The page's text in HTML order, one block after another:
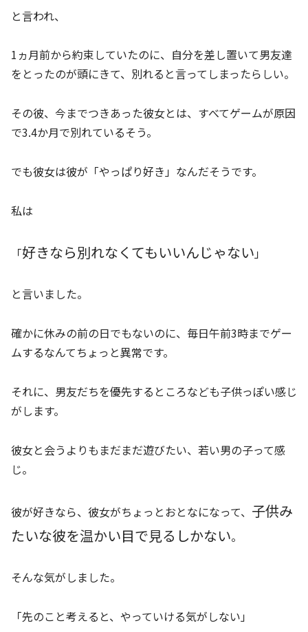
と言われ、
1ヵ月前から約束していたのに、自分を差し置いて男友達
をとったのが頭にきて、別れると言ってしまったらしい。
その彼、今までつきあった彼女とは、すべてゲームが原因
で3.4か月で別れているそう。
でも彼女は彼が「やっぱり好き」なんだそうです。
私は
「好きなら別れなくてもいいんじゃない 」
と言いました。
確かに休みの前の日でもないのに、毎日午前3時までゲー
ムするなんてちょっと異常です。
それに、男友だちを優先するところなども子供っぽい感じ
がします。
彼女と会うよりもまだまだ遊びたい、若い男の子って感
じ。
彼が好きなら、彼女がちょっとおとなになって、 子供み
たいな彼を温かい目で見るしかない。
そんな気がしました。
「先のこと考えると、やっていける気がしない」